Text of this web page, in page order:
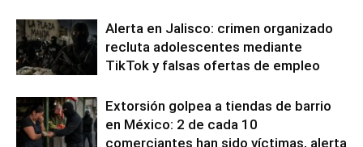
Alerta en Jalisco: crimen organizado
recluta adolescentes mediante
TikTok y falsas ofertas de empleo
Extorsión golpea a tiendas de barrio
en México: 2 de cada 10
comerciantes han sido víctimas, alerta